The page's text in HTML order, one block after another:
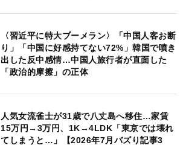
〈習近平に特大ブーメラン〉「中国人客お断
り」「中国に好感持てない72%」韓国で噴き
出した反中感情…中国人旅行者が直面した
「政治的摩擦」の正体
人気女流雀士が31歳で八丈島へ移住…家賃
15万円→3万円、1K→4LDK「東京では壊れ
てしまうと…」【2026年7月バズり記事3